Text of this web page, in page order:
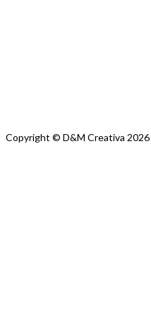
Copyright © D&M Creativa 2026